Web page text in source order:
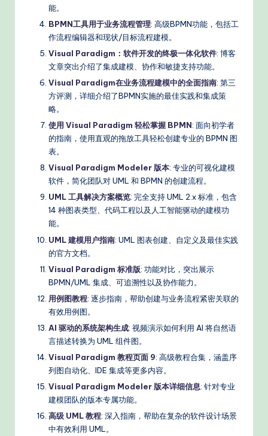
能。
BPMN工具用于业务流程管理: 高级BPMN功能，包括工
作流程编辑器和现状/目标流程建模。
Visual Paradigm：软件开发的终极一体化软件: 博客
文章突出介绍了集成建模、协作和敏捷支持功能。
Visual Paradigm在业务流程建模中的全面指南: 第三
方评测，详细介绍了BPMN实施的最佳实践和集成策
略。
使用 Visual Paradigm 轻松掌握 BPMN: 面向初学者
的指南，使用直观的拖放工具轻松创建专业的 BPMN 图
表。
Visual Paradigm Modeler 版本: 专业的可视化建模
软件，简化团队对 UML 和 BPMN 的创建流程。
UML 工具解决方案概览: 完全支持 UML 2.x 标准，包含
14 种图表类型、代码工程以及人工智能驱动的建模功
能。
UML 建模用户指南: UML 图表创建、自定义及最佳实践
的官方文档。
Visual Paradigm 标准版: 功能对比，突出展示
BPMN/UML 集成、可追溯性以及协作能力。
用例图教程: 逐步指南，帮助创建与业务流程紧密关联的
有效用例图。
AI 驱动的系统架构生成: 视频演示如何利用 AI 将自然语
言描述转换为 UML 组件图。
Visual Paradigm 教程页面 9: 高级教程合集，涵盖序
列图自动化、IDE 集成等更多内容。
Visual Paradigm Modeler 版本详细信息: 针对专业
建模团队的版本专属功能。
高级 UML 教程: 深入指南，帮助在复杂的软件设计场景
中有效利用 UML。